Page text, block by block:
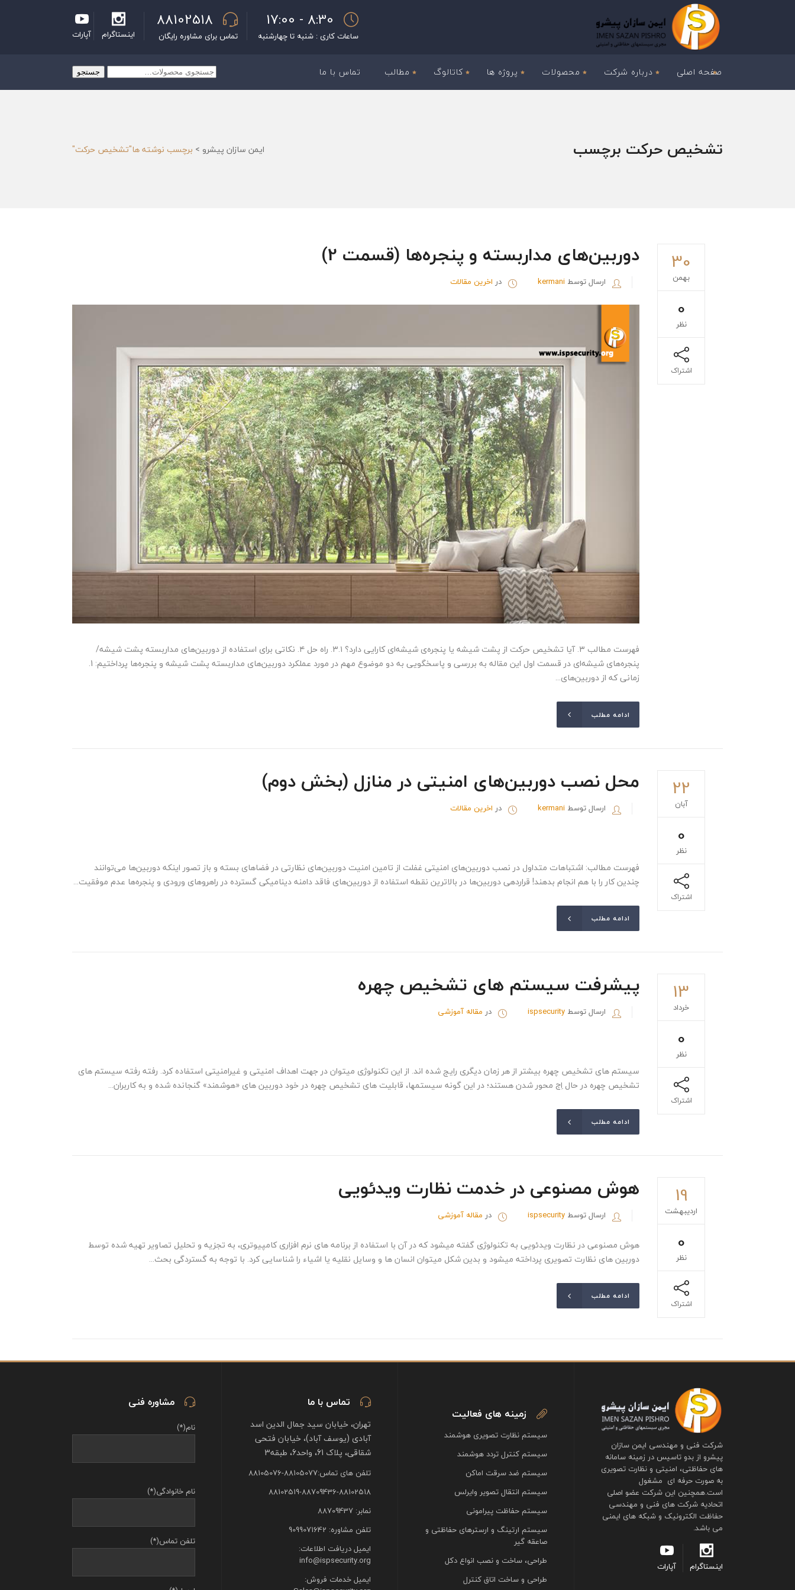
8:30 - 17:00
ساعات کاری : شنبه تا چهارشنبه
88102518
تماس برای مشاوره رایگان اینستاگرام آپارات
صفحه اصلی درباره شرکت محصولات پروژه ها کاتالوگ مطالب تماس با ما
جستجو
برای:
جستجو
تشخیص حرکت برچسب ایمن سازان پیشرو > برچسب نوشته ها"تشخیص حرکت"
30
بهمن
0
نظر
اشتراک
دوربین‌های مداربسته و پنجره‌ها (قسمت 2)
ارسال توسط kermani در اخرین مقالات
فهرست مطالب ۳. آیا تشخیص حرکت از پشت شیشه یا پنجره‌ی شیشه‌ای کارایی دارد؟ ۳.۱. راه حل ۴. نکاتی برای استفاده از دوربین‌های مداربسته پشت شیشه/
پنجره‌های شیشه‌ای در قسمت اول این مقاله به بررسی و پاسخگویی به دو موضوع مهم در مورد عملکرد دوربین‌های مداربسته پشت شیشه‌ و پنجره‌ها پرداختیم: 1.
زمانی که از دوربین‌های...
ادامه مطلب
22
آبان
0
نظر
اشتراک
محل نصب دوربین‌های امنیتی در منازل (بخش دوم)
ارسال توسط kermani در اخرین مقالات
فهرست مطالب: اشتباهات متداول در نصب دوربین‌های امنیتی غفلت از تامین امنیت دوربین‌های نظارتی در فضاهای بسته و باز تصور اینکه دوربین‌ها می‌توانند
چندین کار را با هم انجام بدهند! قراردهی دوربین‌ها در بالاترین نقطه استفاده از دوربین‌های فاقد دامنه دینامیکی گسترده در راهروهای ورودی و پنجره‌ها عدم موفقیت...
ادامه مطلب
13
خرداد
0
نظر
اشتراک
پیشرفت سیستم های تشخیص چهره
ارسال توسط ispsecurity در مقاله آموزشی
سیستم های تشخیص چهره بیشتر از هر زمان دیگری رایج شده اند. از این تکنولوژی میتوان در جهت اهداف امنیتی و غیرامنیتی استفاده کرد. رفته رفته سیستم های
تشخیص چهره در حال اِج محور شدن هستند؛ در این گونه سیستم­ها، قابلیت های تشخیص چهره در خود دوربین های «هوشمند» گنجانده شده و به کاربران...
ادامه مطلب
19
اردیبهشت
0
نظر
اشتراک
هوش مصنوعی در خدمت نظارت ویدئویی
ارسال توسط ispsecurity در مقاله آموزشی
هوش مصنوعی در نظارت ویدئویی به تکنولوژی گفته میشود که در آن با استفاده از برنامه های نرم افزاری کامپیوتری، به تجزیه و تحلیل تصاویر تهیه شده توسط
دوربین های نظارت تصویری پرداخته میشود و بدین شکل میتوان انسان ها و وسایل نقلیه یا اشیاء را شناسایی کرد. با توجه به گستردگی بحث...
ادامه مطلب
مشاوره فنی
نام(*)
نام خانوادگی(*)
تلفن تماس(*)
تماس با ما
تهران، خیابان سید جمال الدین اسد
آبادی (یوسف آباد)، خیابان فتحی
شقاقی، پلاک 61، واحد6، طبقه3
تلفن های تماس:88105077-88105076
88102519-88709436-88102518
نمابر: 88709437
تلفن مشاوره: 9099071642
ایمیل دریافت اطلاعات:
info@ispsecurity.org
ایمیل خدمات فروش:
زمینه های فعالیت
سیستم نظارت تصویری هوشمند
سیستم کنترل تردد هوشمند
سیستم ضد سرقت اماکن
سیستم انتقال تصویر وایرلس
سیستم حفاظت پیرامونی
سیستم ارتینگ و ارسترهای حفاظتی و
صاعقه گیر
طراحی، ساخت و نصب انواع دکل
طراحی و ساخت اتاق کنترل
شرکت فنی و مهندسی ایمن سازان
پیشرو از بدو تاسیس در زمینه سامانه
های حفاظتی، امنیتی و نظارت تصویری
به صورت حرفه ای مشغول
است.همچنین این شرکت عضو اصلی
اتحادیه شرکت های فنی و مهندسی
حفاظت الکترونیک و شبکه های ایمنی
می باشد.
اینستاگرام آپارات